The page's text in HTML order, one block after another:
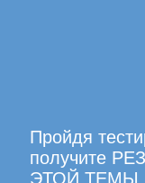
Пройдя
получите
ЭТОЙ ТЕМЫ,